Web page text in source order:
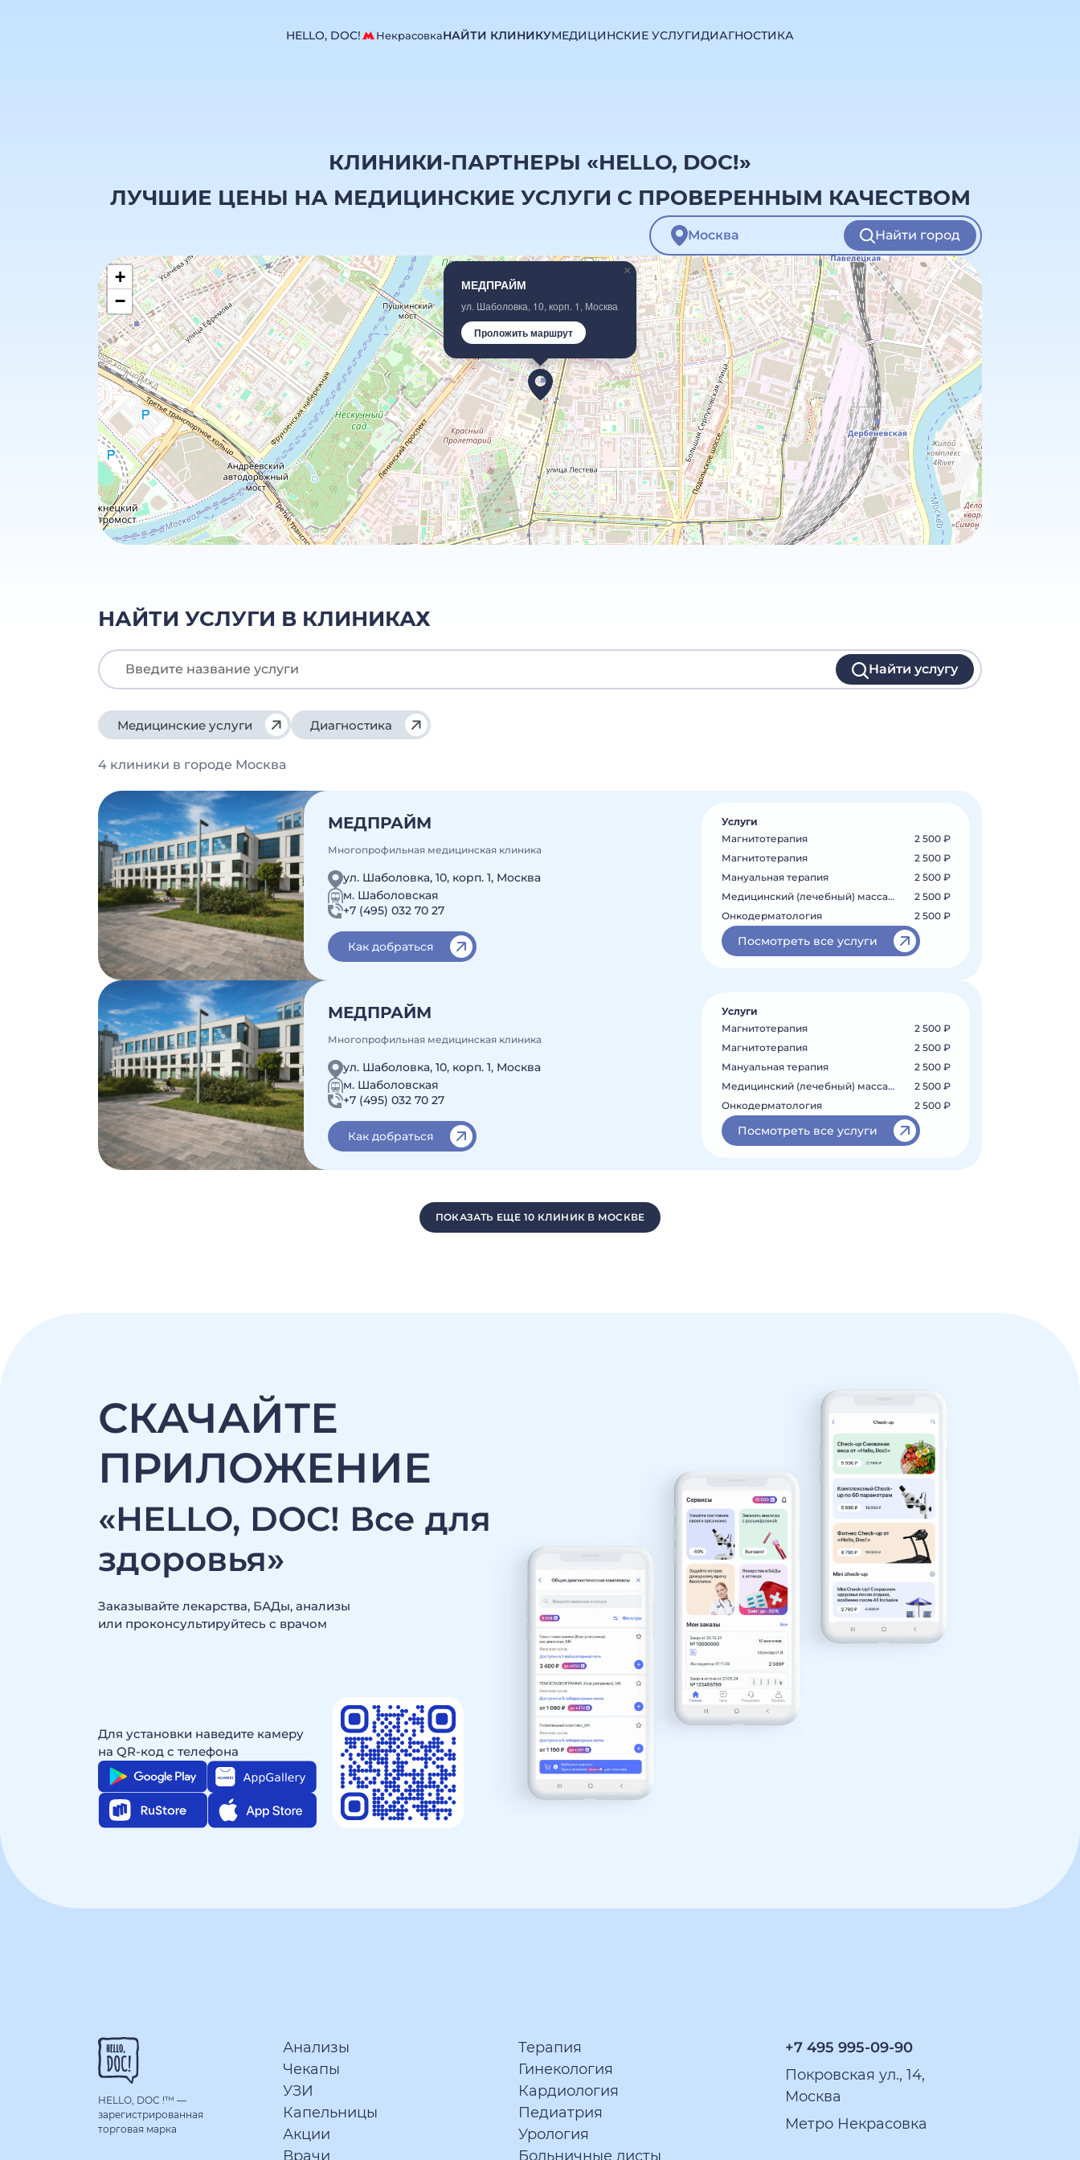
HELLO, DOC! НекрасовкаНАЙТИ КЛИНИКУМЕДИЦИНСКИЕ УСЛУГИДИАГНОСТИКА
КЛИНИКИ-ПАРТНЕРЫ «HELLO, DOC!»
ЛУЧШИЕ ЦЕНЫ НА МЕДИЦИНСКИЕ УСЛУГИ С ПРОВЕРЕННЫМ КАЧЕСТВОМ
Найти город
МЕДПРАЙМ
ул. Шаболовка, 10, корп. 1, Москва
Проложить маршрут
×
+
−
НАЙТИ УСЛУГИ В КЛИНИКАХ
Найти услугу
Медицинские услуги Диагностика
4 клиники в городе Москва
МЕДПРАЙМ
Многопрофильная медицинская клиника
ул. Шаболовка, 10, корп. 1, Москва
м. Шаболовская
+7 (495) 032 70 27
Как добраться
Услуги
Магнитотерапия
2 500 ₽
Магнитотерапия
2 500 ₽
Мануальная терапия
2 500 ₽
Медицинский (лечебный) массаж на шею...
2 500 ₽
Онкодерматология
2 500 ₽
Посмотреть все услуги
МЕДПРАЙМ
Многопрофильная медицинская клиника
ул. Шаболовка, 10, корп. 1, Москва
м. Шаболовская
+7 (495) 032 70 27
Как добраться
Услуги
Магнитотерапия
2 500 ₽
Магнитотерапия
2 500 ₽
Мануальная терапия
2 500 ₽
Медицинский (лечебный) массаж на шею...
2 500 ₽
Онкодерматология
2 500 ₽
Посмотреть все услуги
ПОКАЗАТЬ ЕЩЕ 10 КЛИНИК В МОСКВЕ
СКАЧАЙТЕ
ПРИЛОЖЕНИЕ
«HELLO, DOC! Все для
здоровья»
Заказывайте лекарства, БАДы, анализы
или проконсультируйтесь c врачом
Для установки наведите камеру
на QR-код с телефона
HELLO, DOC !™ —
зарегистрированная
торговая марка
Анализы
Терапия
Чекапы
Гинекология
УЗИ
Кардиология
Капельницы
Педиатрия
Акции
Урология
Врачи
Больничные листы
+7 495 995-09-90
Покровская ул., 14,
Москва
Метро Некрасовка